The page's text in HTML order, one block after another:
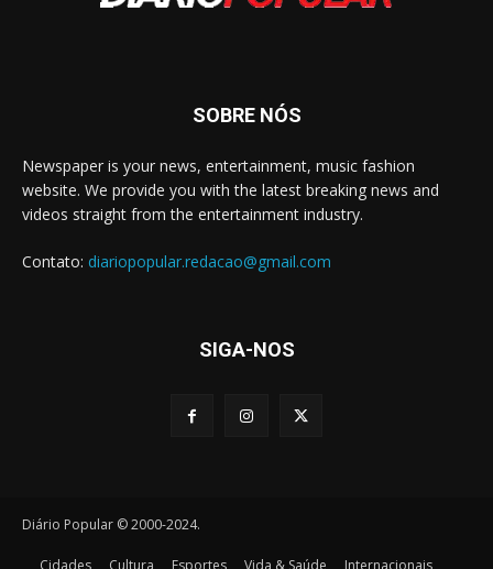
SOBRE NÓS
Newspaper is your news, entertainment, music fashion
website. We provide you with the latest breaking news and
videos straight from the entertainment industry.
Contato: diariopopular.redacao@gmail.com
SIGA-NOS
Diário Popular © 2000-2024.
Cidades Cultura Esportes Vida & Saúde Internacionais